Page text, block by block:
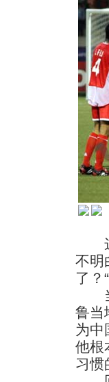
这
不明
了？
当
鲁当
为中
他根
习惯